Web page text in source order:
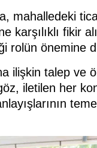
mahalledeki
karşılıklı fikir
rolün önemine
ilişkin talep ve
iletilen her